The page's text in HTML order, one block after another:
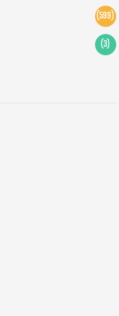
(599)
(3)